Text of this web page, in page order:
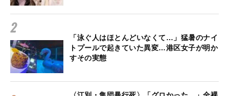
「泳ぐ人はほとんどいなくて…」猛暑のナイ
トプールで起きていた異変…港区女子が明か
すその実態